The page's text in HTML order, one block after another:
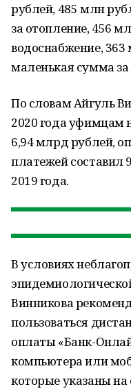
рублей, 485 млн
за отопление, 456
водоснабжение, 363
маленькая сумма за
По словам Айгуль
2020 года уфимцам
6,94 млрд рублей,
платежей составил
2019 года.
В условиях
Винникова
пользоваться
оплаты «Банк-
компьютера или
которые указаны